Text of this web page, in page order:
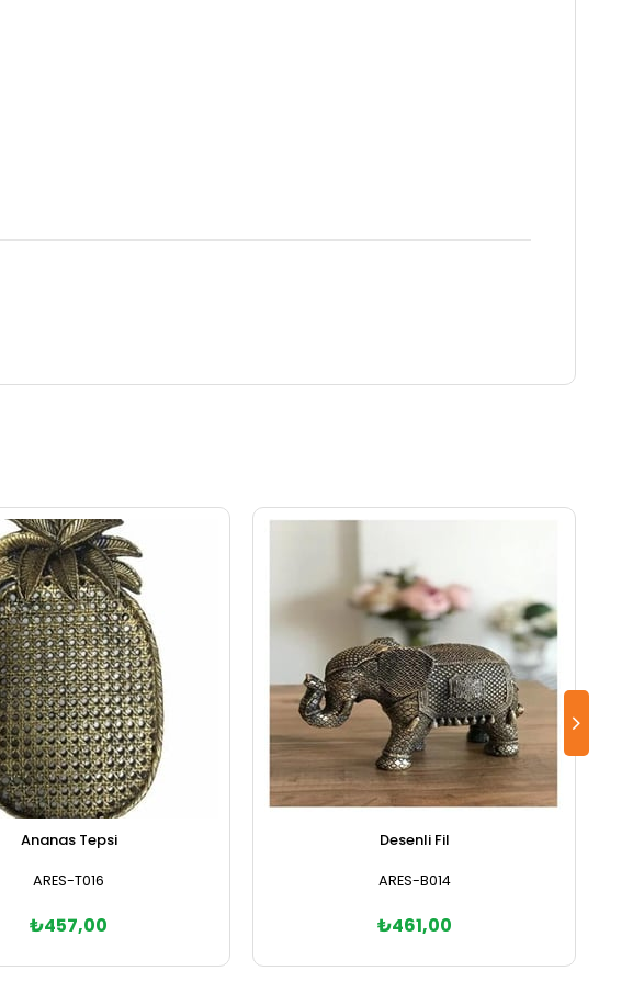
Ananas Tepsi
ARES-T016
₺457,00
Desenli Fil
ARES-B014
₺461,00